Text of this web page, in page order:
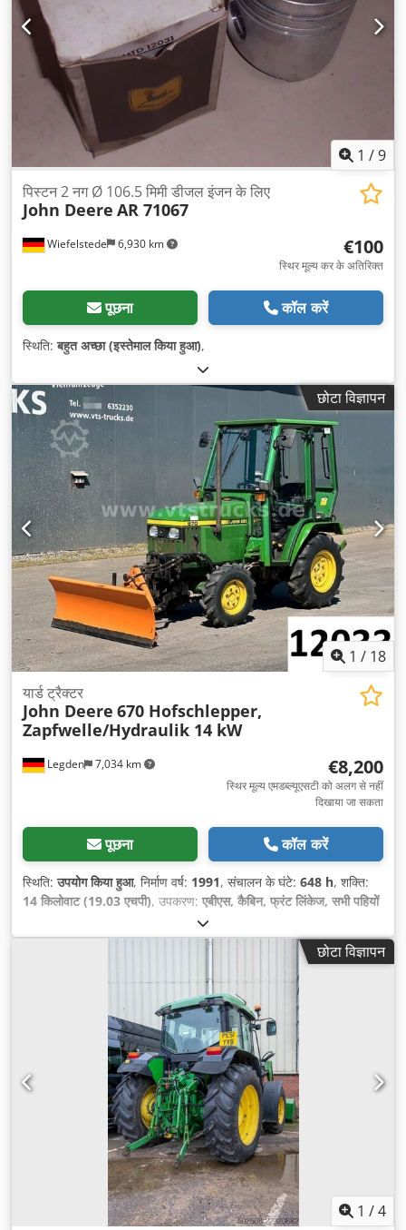
1 /9
Wiefelstede 6,930 km
पिस्टन 2 नग Ø 106.5 मिमी डीजल इंजन के लिए
John Deere AR 71067
€100
स्थिर मूल्य कर के अतिरिक्त
पूछना कॉल करें
स्थिति:बहुत अच्छा (इस्तेमाल किया हुआ),
छोटा विज्ञापन
1 / 18
Legden 7,034 km
यार्ड ट्रैक्टर
John Deere 670 Hofschlepper,
Zapfwelle/Hydraulik 14 kW
€8,200
स्थिर मूल्य एमडब्ल्यूएसटी को अलग से नहीं
दिखाया जा सकता
पूछना कॉल करें
स्थिति:उपयोग किया हुआ, निर्माण वर्ष: 1991, संचालन के घंटे: 648 h, शक्ति:
14 किलोवाट (19.03 एचपी), उपकरण: एबीएस, कैबिन, फ्रंट लिंकेज, सभी पहियों
छोटा विज्ञापन
1 /4